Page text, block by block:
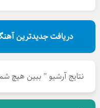
دریافت جدیدترین
نتایج آرشیو " ببین هیچ